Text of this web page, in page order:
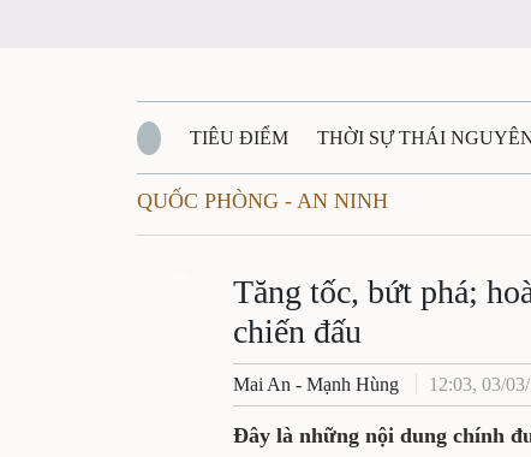
TIÊU ĐIỂM THỜI SỰ THÁI
QUỐC PHÒNG - AN NINH
QUÊ HƯƠNG - ĐẤT NƯỚC QUỐC TẾ
QUỐC PHÒNG - AN NINH
Tăng tốc, bứt phá;
chiến đấu
Mai An - Mạnh Hùng 12:03, 03/
Đây là những nội dung chính